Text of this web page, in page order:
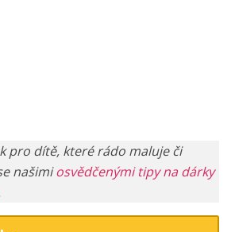
pro dítě, které rádo maluje či
našimiosvědčenými tipy na dárky